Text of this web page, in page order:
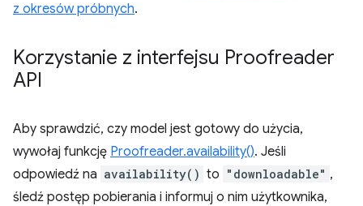
z okresów próbnych.
Korzystanie z interfejsu Proofreader
API
Aby sprawdzić, czy model jest gotowy do użycia,
wywołaj funkcję Proofreader.availability(). Jeśli
odpowiedź na availability() to "downloadable" ,
śledź postęp pobierania i informuj o nim użytkownika,